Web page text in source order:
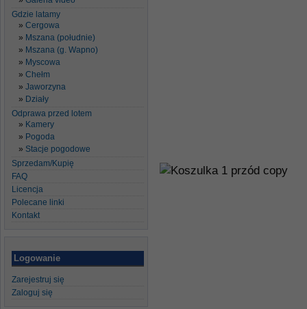
Gdzie latamy
Cergowa
Mszana (południe)
Mszana (g. Wapno)
Myscowa
Chełm
Jaworzyna
Działy
Odprawa przed lotem
Kamery
Pogoda
Stacje pogodowe
Sprzedam/Kupię
FAQ
Licencja
Polecane linki
Kontakt
Logowanie
Zarejestruj się
Zaloguj się